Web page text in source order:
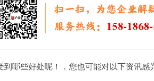
哪些好处呢！，您也可能对以下资讯感